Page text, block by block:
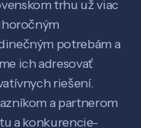
trhu už viac
potrebám a
ich adresovať
riešení.
a partnerom
a konkurencie-